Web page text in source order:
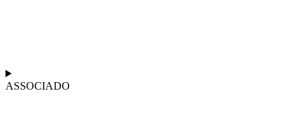
ASSOCIADO